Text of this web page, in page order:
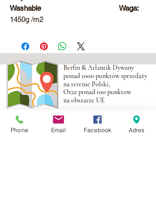
Washable
Waga:
1450g /m2
Berfin & Atlantik Dywany
ponad 1000 punktów sprzedaży
na terenie Polski,
Oraz ponad 100 punktow
na obszarze UE
Adres:
Al. Krakowska 2,
Phone Email Facebook Adres